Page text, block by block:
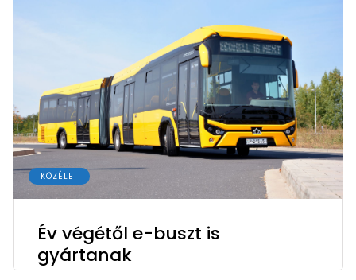
KÖZÉLET
Év végétől e-buszt is
gyártanak